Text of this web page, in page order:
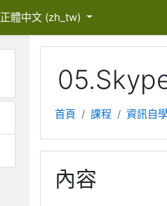
正體中文 ‎(zh_tw)‎
首頁 課程 資訊自
內容